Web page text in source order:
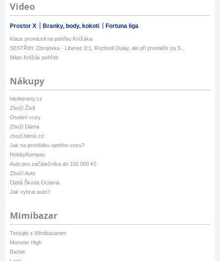
Video
Prostor X Branky, body, kokoti Fortuna liga
Klaus promluvil na pohřbu Knížáka
SESTŘIH: Zbrojovka - Liberec 0:1. Rozhodl Dulay, ale při premiéře za S...
Milan Knížák pohřeb
Nákupy
hledejceny.cz
Zboží Živě
Osobní vozy
Zboží Dáma
zbozi.blesk.cz
Jak na prohlídku ojetého vozu?
HobbyKompas
Auto pro začátečníka do 100 000 Kč
Zboží Auto
Ojetá Škoda Octavia
Jak vybrat auto?
Mimibazar
Testujte s Mimibazarem
Monster High
Barbie